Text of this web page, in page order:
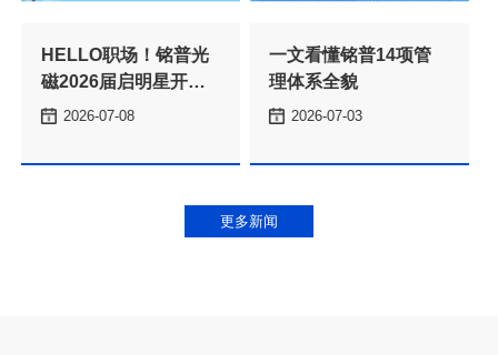
2026-07-08
理体系全貌
2026-07-03
更多新闻